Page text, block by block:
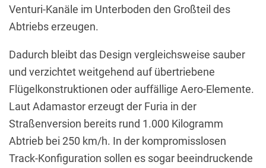
Venturi-Kanäle im Unterboden den Großteil des
Abtriebs erzeugen.
Dadurch bleibt das Design vergleichsweise sauber
und verzichtet weitgehend auf übertriebene
Flügelkonstruktionen oder auffällige Aero-Elemente.
Laut Adamastor erzeugt der Furia in der
Straßenversion bereits rund 1.000 Kilogramm
Abtrieb bei 250 km/h. In der kompromisslosen
Track-Konfiguration sollen es sogar beeindruckende